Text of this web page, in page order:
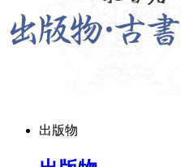
出版物